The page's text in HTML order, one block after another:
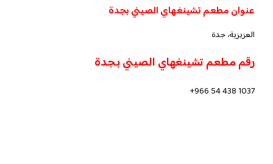
عنوان مطعم تشينغهاي الصيني بجدة
العزيزية، جدة
رقم مطعم تشينغهاي الصيني بجدة